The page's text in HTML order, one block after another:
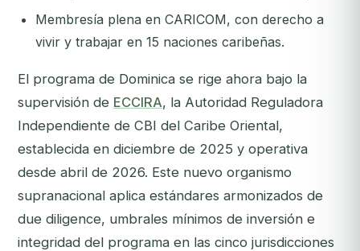
Membresía plena en CARICOM, con derecho a
vivir y trabajar en 15 naciones caribeñas.
El programa de Dominica se rige ahora bajo la
supervisión de ECCIRA, la Autoridad Reguladora
Independiente de CBI del Caribe Oriental,
establecida en diciembre de 2025 y operativa
desde abril de 2026. Este nuevo organismo
supranacional aplica estándares armonizados de
due diligence, umbrales mínimos de inversión e
integridad del programa en las cinco jurisdicciones